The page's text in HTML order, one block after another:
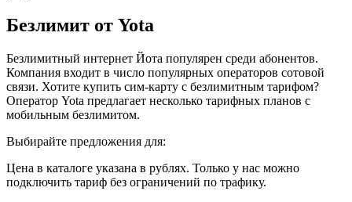
Безлимит от Yota
Безлимитный интернет Йота популярен среди абонентов.
Компания входит в число популярных операторов сотовой
связи. Хотите купить сим-карту с безлимитным тарифом?
Оператор Yota предлагает несколько тарифных планов с
мобильным безлимитом.
Выбирайте предложения для:
Цена в каталоге указана в рублях. Только у нас можно
подключить тариф без ограничений по трафику.